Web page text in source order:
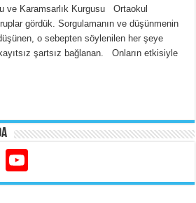
ve Karamsarlık Kurgusu Ortaokul
gördük. Sorgulamanın ve düşünmenin
o sebepten söylenilen her şeye
şartsız bağlanan. Onların etkisiyle
Twitter